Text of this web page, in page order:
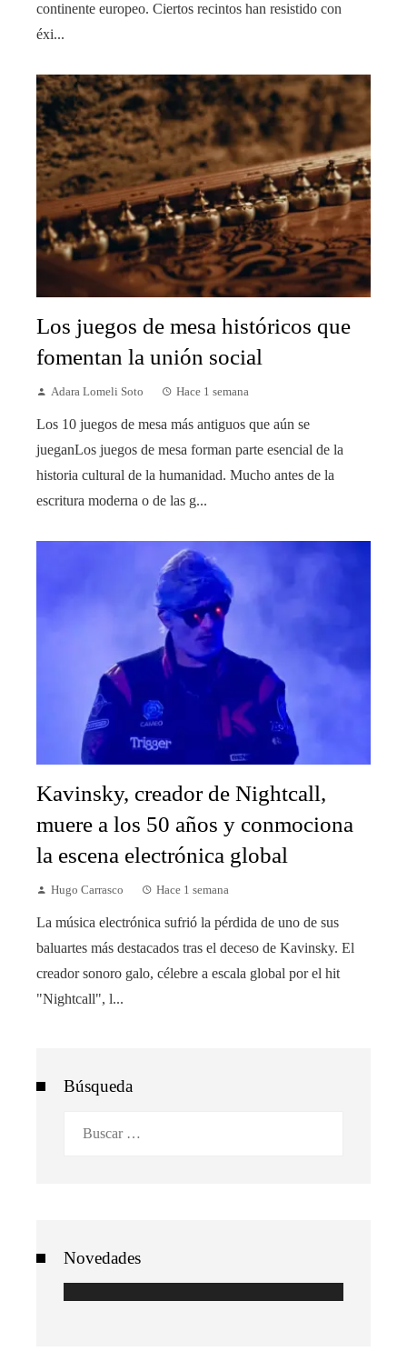
continente europeo. Ciertos recintos han resistido con
éxi...
Los juegos de mesa históricos que
fomentan la unión social
Adara Lomeli Soto Hace 1 semana
Los 10 juegos de mesa más antiguos que aún se
jueganLos juegos de mesa forman parte esencial de la
historia cultural de la humanidad. Mucho antes de la
escritura moderna o de las g...
Kavinsky, creador de Nightcall,
muere a los 50 años y conmociona
la escena electrónica global
Hugo Carrasco Hace 1 semana
La música electrónica sufrió la pérdida de uno de sus
baluartes más destacados tras el deceso de Kavinsky. El
creador sonoro galo, célebre a escala global por el hit
"Nightcall", l...
Búsqueda
Novedades